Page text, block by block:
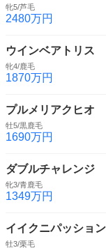
牝5/芦毛
2480万円
ウインベアトリス
牝4/鹿毛
1870万円
プルメリアクヒオ
牡5/黒鹿毛
1690万円
ダブルチャレンジ
牝3/青鹿毛
1349万円
イイクニパッション
牡3/栗毛